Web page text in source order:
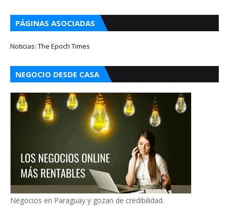
PÁGINAS ASOCIADAS
Noticias: The Epoch Times
NEGOCIO DESDE CASA
Negocios en Paraguay y gozan de credibilidad.